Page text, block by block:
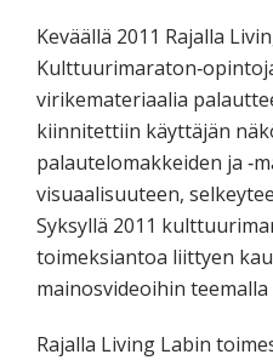
Keväällä 2011 Rajalla
virikemateriaalia
kiinnitettiin käyttäjän
palautelomakkeiden ja
visuaalisuuteen,
Syksyllä 2011
toimeksiantoa liittyen
mainosvideoihin teemalla
Rajalla Living Labin